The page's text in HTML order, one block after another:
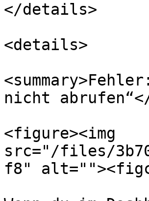
</details>
<details>
nicht abrufen“</
<figure><img
src="/files/
f8"